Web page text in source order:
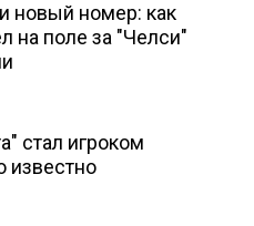
новый номер: как
поле за "Челси"
стал игроком
известно